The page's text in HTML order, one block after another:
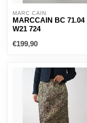
MARC CAIN
MARCCAIN BC 71.04
W21 724
€199,90